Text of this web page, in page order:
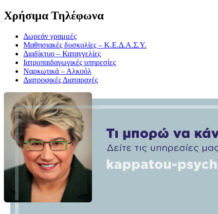
Χρήσιμα Τηλέφωνα
Δωρεάν γραμμές
Μαθησιακές δυσκολίες – Κ.Ε.Δ.Α.Σ.Υ.
Διαδίκτυο – Καταγγελίες
Ιατροπαιδαγωγικές υπηρεσίες
Ναρκωτικά – Αλκοόλ
Διατροφικές Διαταραχές